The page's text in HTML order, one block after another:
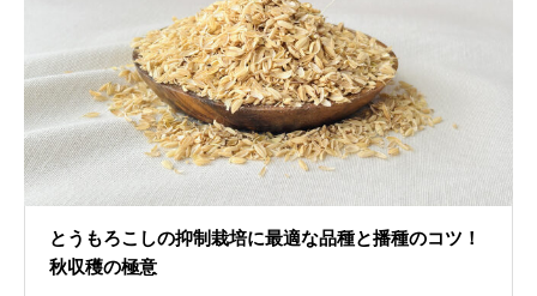
とうもろこしの抑制栽培に最適な品種と播種のコツ！
秋収穫の極意